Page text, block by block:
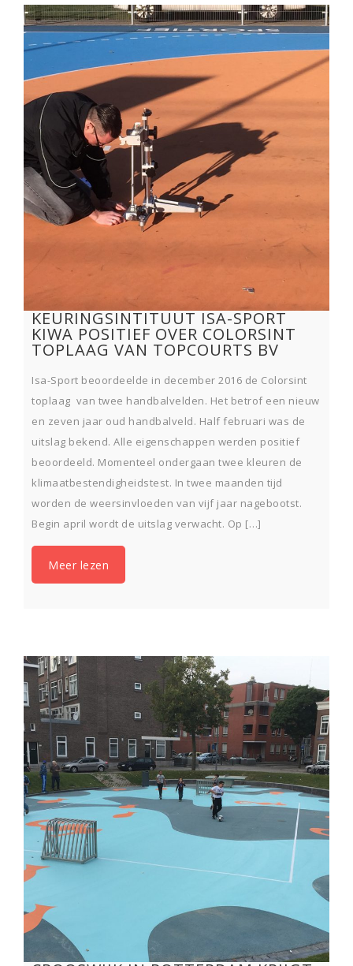
KEURINGSINTITUUT ISA-SPORT
KIWA POSITIEF OVER COLORSINT
TOPLAAG VAN TOPCOURTS BV
Isa-Sport beoordeelde in december 2016 de Colorsint
toplaag van twee handbalvelden. Het betrof een nieuw
en zeven jaar oud handbalveld. Half februari was de
uitslag bekend. Alle eigenschappen werden positief
beoordeeld. Momenteel ondergaan twee kleuren de
klimaatbestendigheidstest. In twee maanden tijd
worden de weersinvloeden van vijf jaar nagebootst.
Begin april wordt de uitslag verwacht. Op […]
Meer lezen